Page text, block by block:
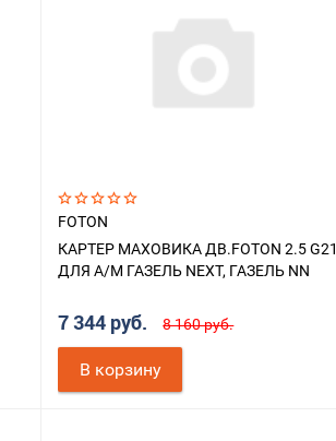
FOTON
КАРТЕР МАХОВИКА ДВ.FOTON 2.5 G21
ДЛЯ А/М ГАЗЕЛЬ NEXT, ГАЗЕЛЬ NN
7 344 руб. 8 160 руб.
В корзину